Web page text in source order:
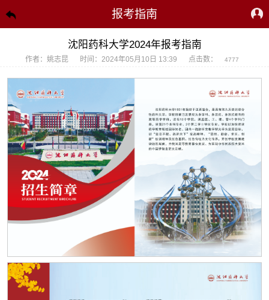
报考指南
沈阳药科大学2024年报考指南
作者：姚志昆 时间：2024年05月10日 13:39 点击数： 4777